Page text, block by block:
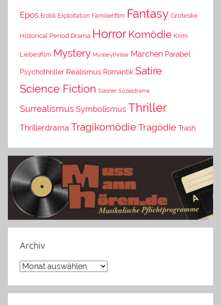
Epos Erotik Exploitation Familienfilm Fantasy Groteske
Historical Period Drama Horror Komödie Krimi
Liebesfilm Mystery Mysterythriller Märchen Parabel
Psychothriller Realismus Romantik Satire
Science Fiction Slasher Sozialdrama
Surrealismus Symbolismus Thriller
Thrillerdrama TragikomödieTragödie Trash
Archiv
Archiv